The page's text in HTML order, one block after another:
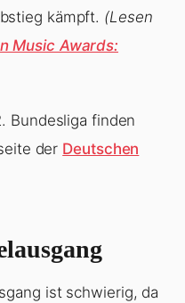
kämpft. (Lesen
Music Awards:
Bundesliga finden
der Deutschen
ist schwierig, da